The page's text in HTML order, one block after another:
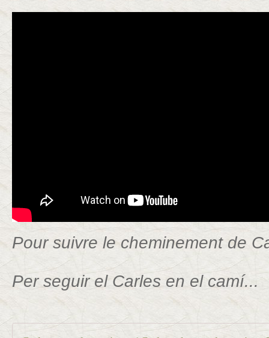
Pour suivre le cheminement de
Per seguir el Carles en el camí...